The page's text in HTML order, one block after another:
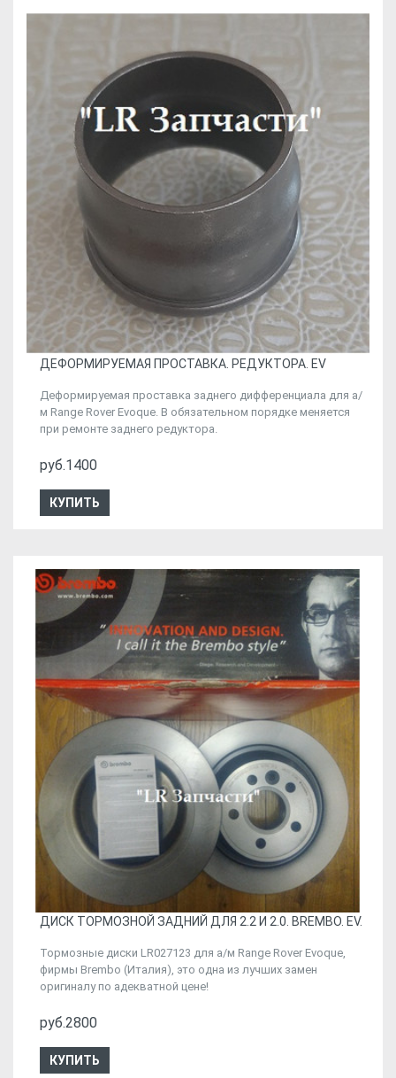
ДЕФОРМИРУЕМАЯ ПРОСТАВКА. РЕДУКТОРА. EV
Деформируемая проставка заднего дифференциала для а/
м Range Rover Evoque. В обязательном порядке меняется
при ремонте заднего редуктора.
руб.1400
КУПИТЬ
ДИСК ТОРМОЗНОЙ ЗАДНИЙ ДЛЯ 2.2 И 2.0. BREMBO. EV.
Тормозные диски LR027123 для а/м Range Rover Evoque,
фирмы Brembo (Италия), это одна из лучших замен
оригиналу по адекватной цене!
руб.2800
КУПИТЬ